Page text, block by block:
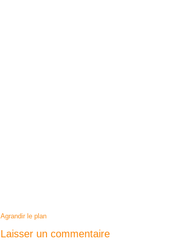
Agrandir le plan
Laisser un commentaire